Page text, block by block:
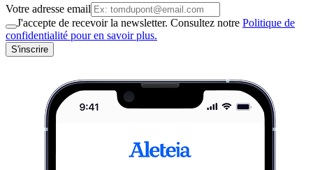
Votre adresse email
J'accepte de recevoir la newsletter. Consultez notre Politique de
confidentialité pour en savoir plus.
S'inscrire